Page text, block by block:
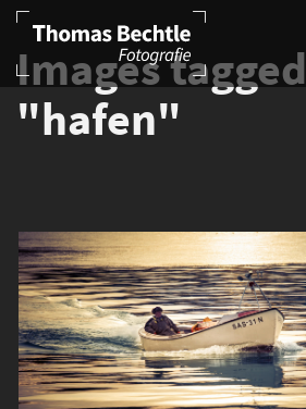
Images tagged
"hafen"